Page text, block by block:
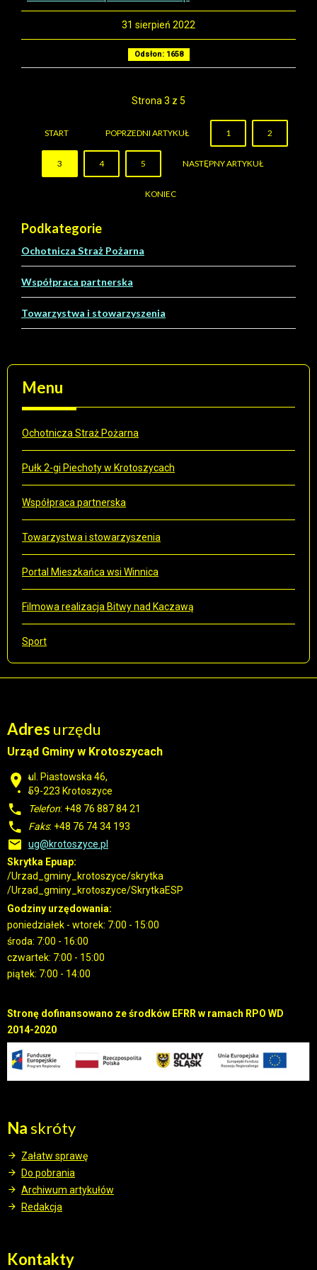
31 sierpień 2022
Odsłon: 1658
Strona 3 z 5
START POPRZEDNI ARTYKUŁ 1 2
3 4 5 NASTĘPNY ARTYKUŁ
KONIEC
Podkategorie
Ochotnicza Straż Pożarna
Współpraca partnerska
Towarzystwa i stowarzyszenia
Menu
Ochotnicza Straż Pożarna
Pułk 2-gi Piechoty w Krotoszycach
Współpraca partnerska
Towarzystwa i stowarzyszenia
Portal Mieszkańca wsi Winnica
Filmowa realizacja Bitwy nad Kaczawą
Sport
Adres urzędu
Urząd Gminy w Krotoszycach
ul. Piastowska 46,
59-223 Krotoszyce
Telefon: +48 76 887 84 21
Faks: +48 76 74 34 193
ug@krotoszyce.pl
Skrytka Epuap:
/Urzad_gminy_krotoszyce/skrytka
/Urzad_gminy_krotoszyce/SkrytkaESP
Godziny urzędowania:
poniedziałek - wtorek: 7:00 - 15:00
środa: 7:00 - 16:00
czwartek: 7:00 - 15:00
piątek: 7:00 - 14:00
Stronę dofinansowano ze środków EFRR w ramach RPO WD
2014-2020
Naskróty
Załatw sprawę
Do pobrania
Archiwum artykułów
Redakcja
Kontakty